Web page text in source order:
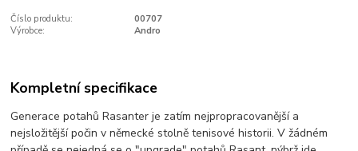
Číslo produktu:
00707
Výrobce:
Andro
Kompletní specifikace
Generace potahů Rasanter je zatím nejpropracovanější a
nejsložitější počin v německé stolně tenisové historii. V žádném